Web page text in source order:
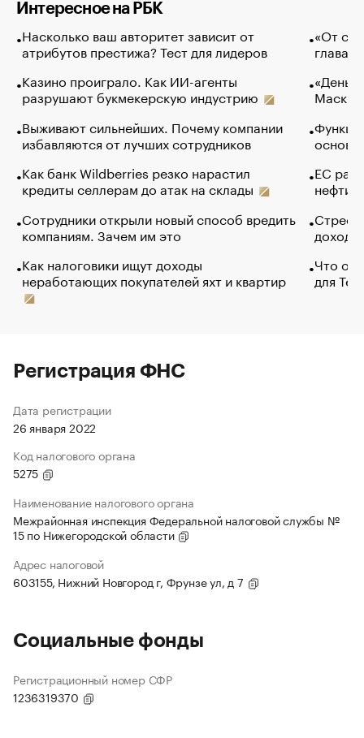
Интересное на РБК
Насколько ваш авторитет зависит от
атрибутов престижа? Тест для лидеров
Казино проиграло. Как ИИ-агенты
разрушают букмекерскую индустрию
Выживают сильнейших. Почему компании
избавляются от лучших сотрудников
Как банк Wildberries резко нарастил
кредиты селлерам до атак на склады
Сотрудники открыли новый способ вредить
компаниям. Зачем им это
Как налоговики ищут доходы
неработающих покупателей яхт и квартир
«От
глава
Маск в
основ
ЕС
нефти
Что
для
Регистрация ФНС
Дата регистрации
26 января 2022
Код налогового органа
5275
Наименование налогового органа
Межрайонная инспекция Федеральной налоговой службы №
15 по Нижегородской области
Адрес налоговой
603155, Нижний Новгород г, Фрунзе ул, д 7
Социальные фонды
Регистрационный номер СФР
1236319370